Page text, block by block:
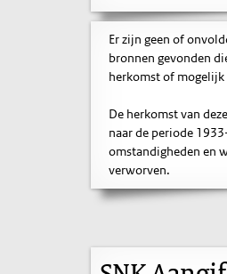
Er zijn geen of
bronnen gevonden
herkomst of
De herkomst van
naar de periode
omstandigheden en
verworven.